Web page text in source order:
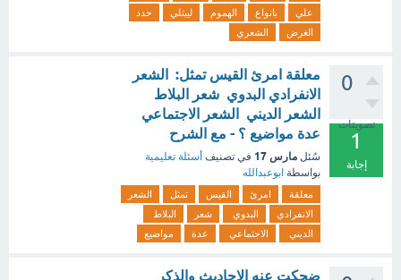
علي
بانواع الهموم ليبتلي
حدد
الغرض
الشعري
0
تصويتات
1
إجابة
معلقة امرئ القيس تمثل: الشعر
الانفرادي البدوي شعر البلاط
الشعر الديني الشعر الاجتماعي
عدة مواضيع ؟ - مع الشرح
سُئل مارس 17 في تصنيف أسئلة تعليمية
بواسطة ابوعبدالله
معلقة امرئ القيس تمثل
الشعر
الانفرادي
البدوي شعر
البلاط
الديني
الاجتماعي عدة مواضيع
ضحكت عنه الاحاديث والذكر